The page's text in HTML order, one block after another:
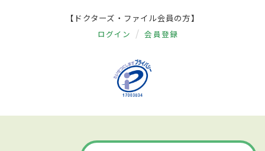
【ドクターズ・ファイル会員の方】
ログイン 会員登録